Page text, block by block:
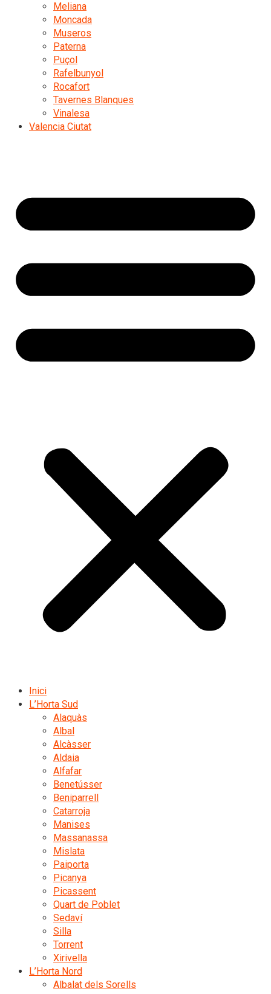
Meliana
Moncada
Museros
Paterna
Puçol
Rafelbunyol
Rocafort
Tavernes Blanques
Vinalesa
Valencia Ciutat
Inici
L’Horta Sud
Alaquàs
Albal
Alcàsser
Aldaia
Alfafar
Benetússer
Beniparrell
Catarroja
Manises
Massanassa
Mislata
Paiporta
Picanya
Picassent
Quart de Poblet
Sedaví
Silla
Torrent
Xirivella
L’Horta Nord
Albalat dels Sorells